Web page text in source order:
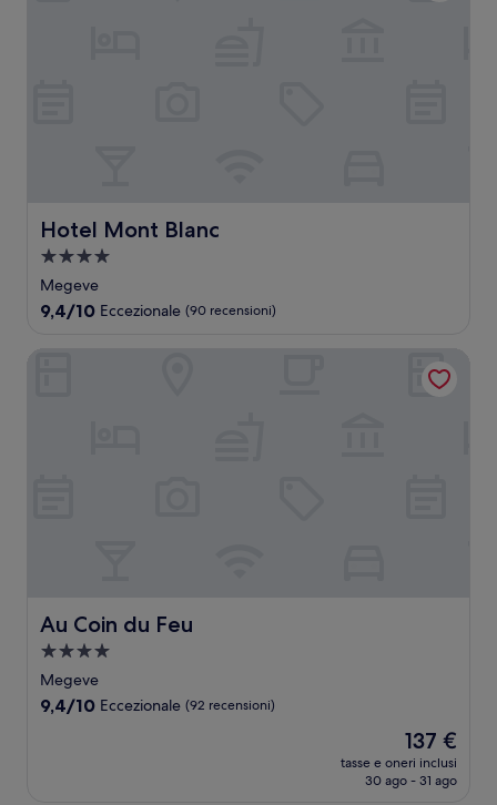
Hotel Mont Blanc
Hotel Mont Blanc
Struttura
a
4.0
Megeve
9.4
10,
9,4/10 Eccezionale (90 recensioni)
Au Coin du Feu
Au Coin du Feu
Struttura
a
4.0
Megeve
9.4
9,4/10 Eccezionale (92 recensioni)
Il
prezzo
attuale
137 €
tasse e oneri inclusi
30 ago - 31 ago